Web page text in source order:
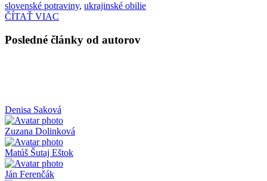
slovenské potraviny, ukrajinské obilie
ČÍTAŤ VIAC
Posledné články od autorov
Denisa Saková
Zuzana Dolinková
Matúš Šutaj Eštok
Ján Ferenčák